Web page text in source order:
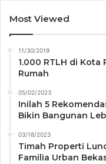
Most Viewed
11/30/2019
1.000 RTLH di
Rumah
05/02/2023
Inilah 5
Bikin Bangunan
03/18/2023
Timah Properti
Familia Urban